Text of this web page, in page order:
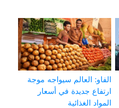
الفاو: العالم سيواجه موجة
ارتفاع جديدة في أسعار
المواد الغذائية